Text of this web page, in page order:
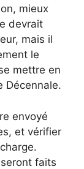
mieux
devrait
mais il
le
mettre en
Décennale.
envoyé
et vérifier
faits